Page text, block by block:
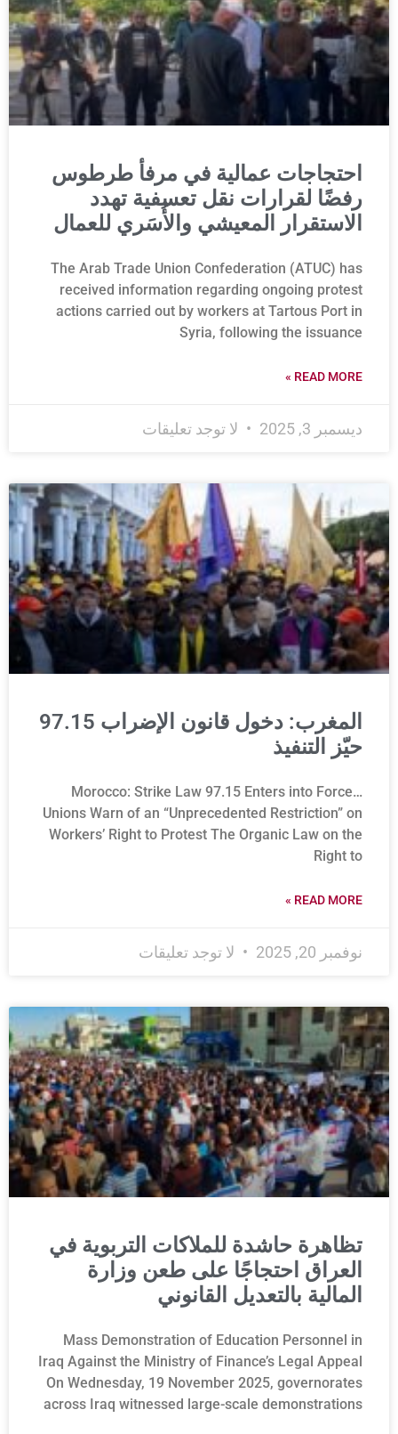
احتجاجات عمالية في مرفأ طرطوس
رفضًا لقرارات نقل تعسفية تهدد
الاستقرار المعيشي والأُسَري للعمال
The Arab Trade Union Confederation (ATUC) has
received information regarding ongoing protest
actions carried out by workers at Tartous Port in
Syria, following the issuance
READ MORE »
ديسمبر 3, 2025 لا توجد تعليقات
المغرب: دخول قانون الإضراب 97.15
حيّز التنفيذ
Morocco: Strike Law 97.15 Enters into Force…
Unions Warn of an “Unprecedented Restriction” on
Workers’ Right to Protest The Organic Law on the
Right to
READ MORE »
نوفمبر 20, 2025 لا توجد تعليقات
تظاهرة حاشدة للملاكات التربوية في
العراق احتجاجًا على طعن وزارة
المالية بالتعديل القانوني
Mass Demonstration of Education Personnel in
Iraq Against the Ministry of Finance’s Legal Appeal
On Wednesday, 19 November 2025, governorates
across Iraq witnessed large-scale demonstrations